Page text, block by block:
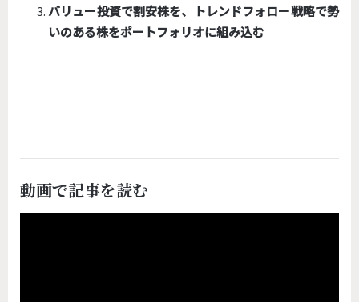
バリュー投資で割安株を、トレンドフォロー戦略で勢
いのある株をポートフォリオに組み込む
動画で記事を読む